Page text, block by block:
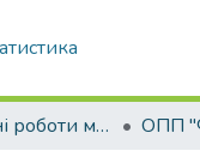
Кваліфікаційні роботи магістрів ОПП